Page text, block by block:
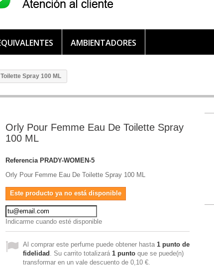
AMBIENTADORES
Spray 100 ML
Orly Pour Femme Eau De Toilette Spray
100 ML
Referencia PRADY-WOMEN-5
Orly Pour Femme Eau De Toilette Spray 100 ML
Este producto ya no está disponible
Indicarme cuando esté disponible
Al comprar este perfume puede obtener hasta 1 punto de
fidelidad . Su carrito totalizará 1 punto que se puede(n)
transformar en un vale descuento de 0,10 €.